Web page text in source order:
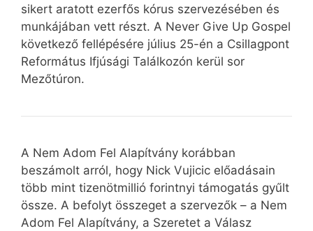
sikert aratott ezerfős kórus szervezésében és
munkájában vett részt. A Never Give Up Gospel
következő fellépésére július 25-én a Csillagpont
Református Ifjúsági Találkozón kerül sor
Mezőtúron.
A Nem Adom Fel Alapítvány korábban
beszámolt arról, hogy Nick Vujicic előadásain
több mint tizenötmillió forintnyi támogatás gyűlt
össze. A befolyt összeget a szervezők – a Nem
Adom Fel Alapítvány, a Szeretet a Válasz